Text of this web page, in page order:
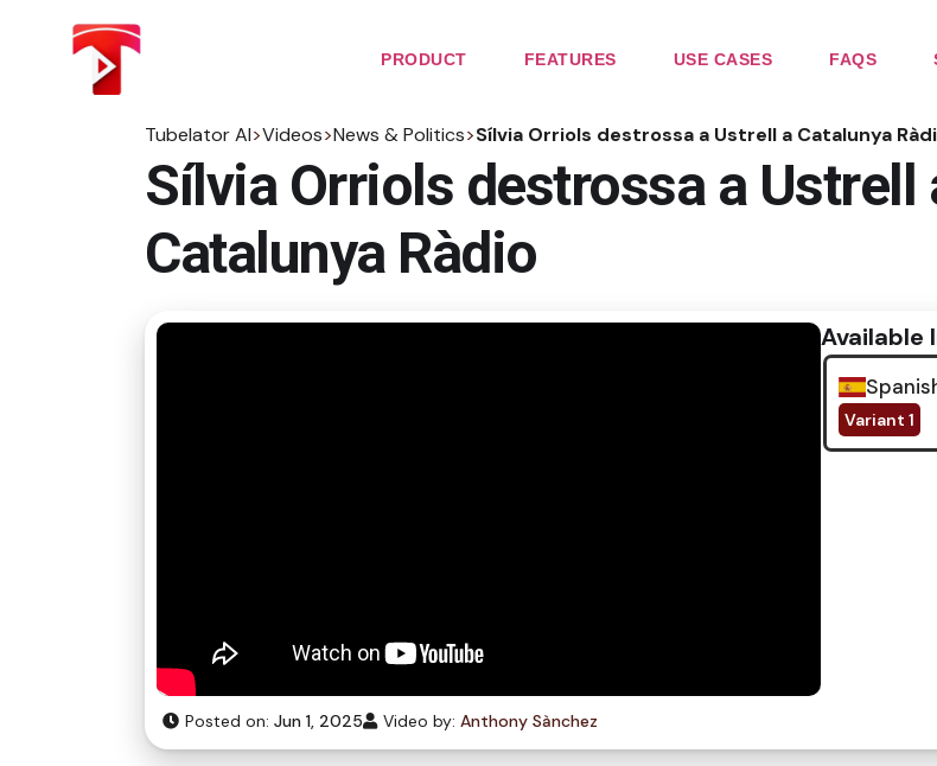
PRODUCT FEATURES USE CASES FAQS
Tubelator AI>Videos>News & Politics>Sílvia Orriols destrossa a Ustrell a Catalunya
Sílvia Orriols destrossa a Ustrell
Catalunya Ràdio
Available
Variant 1
Posted on: Jun 1, 2025 Video by: Anthony Sànchez